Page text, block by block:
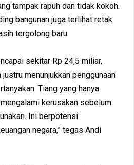
tampak rapuh dan tidak kokoh.
bangunan juga terlihat retak
tergolong baru.
sekitar Rp 24,5 miliar,
menunjukkan penggunaan
Tiang yang hanya
kerusakan sebelum
Ini berpotensi
negara,” tegas Andi